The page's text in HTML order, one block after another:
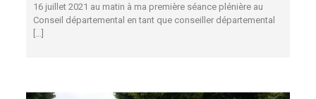
16 juillet 2021 au matin à ma première séance plénière au
Conseil départemental en tant que conseiller départemental
[…]